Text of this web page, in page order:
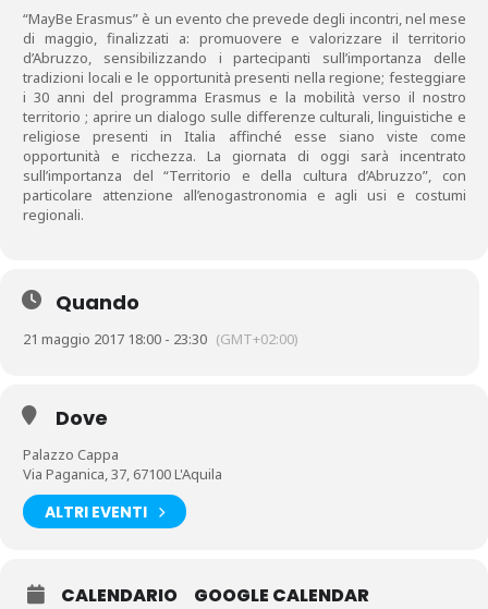
“MayBe Erasmus” è un evento che prevede degli incontri, nel mese
di maggio, finalizzati a: promuovere e valorizzare il territorio
d’Abruzzo, sensibilizzando i partecipanti sull’importanza delle
tradizioni locali e le opportunità presenti nella regione; festeggiare
i 30 anni del programma Erasmus e la mobilità verso il nostro
territorio ; aprire un dialogo sulle differenze culturali, linguistiche e
religiose presenti in Italia affinché esse siano viste come
opportunità e ricchezza. La giornata di oggi sarà incentrato
sull’importanza del “Territorio e della cultura d’Abruzzo”, con
particolare attenzione all’enogastronomia e agli usi e costumi
regionali.
Quando
21 maggio 2017 18:00 - 23:30 (GMT+02:00)
Dove
Palazzo Cappa
Via Paganica, 37, 67100 L'Aquila
ALTRI EVENTI
CALENDARIO GOOGLE CALENDAR